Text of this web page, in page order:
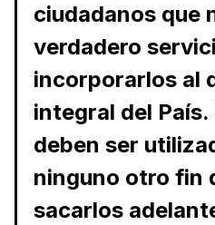
ciudadanos que
verdadero
incorporarlos al
integral del
deben ser
ninguno otro fin
sacarlos